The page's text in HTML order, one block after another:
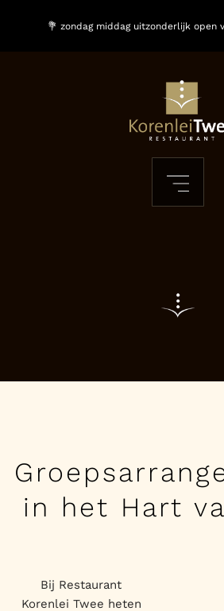
💐 zondag middag uitzonderlijk open
in het Hart
Bij Restaurant
Korenlei Twee heten